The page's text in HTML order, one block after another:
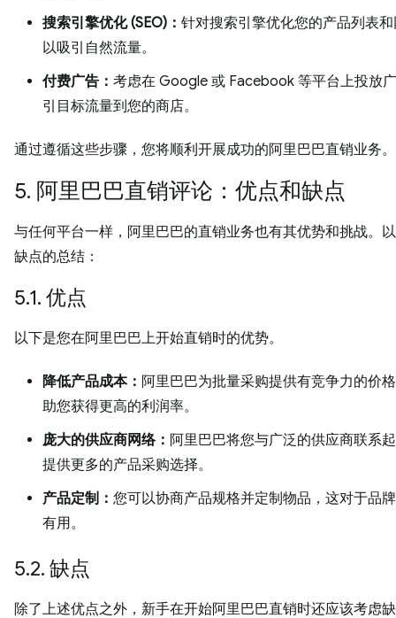
搜索引擎优化 (SEO)： 针对搜索引擎优化您的产品列表
以吸引自然流量。
付费广告： 考虑在 Google 或 Facebook 等平台上投放
引目标流量到您的商店。
通过遵循这些步骤，您将顺利开展成功的阿里巴巴直销业务。
5. 阿里巴巴直销评论：优点和缺点
与任何平台一样，阿里巴巴的直销业务也有其优势和挑战。
缺点的总结：
5.1. 优点
以下是您在阿里巴巴上开始直销时的优势。
降低产品成本： 阿里巴巴为批量采购提供有竞争力的价
助您获得更高的利润率。
庞大的供应商网络： 阿里巴巴将您与广泛的供应商联系
提供更多的产品采购选择。
产品定制： 您可以协商产品规格并定制物品，这对于品
有用。
5.2. 缺点
除了上述优点之外，新手在开始阿里巴巴直销时还应该考虑